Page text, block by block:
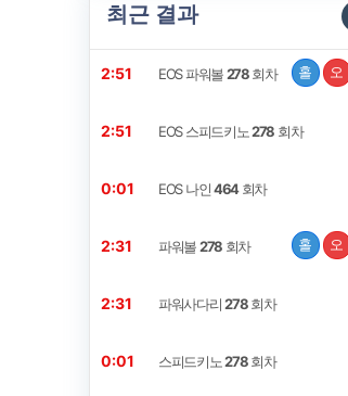
최근 결과
2:50 EOS 파워볼278회차 홀 오
2:50 EOS 스피드키노278 회차
0:00 EOS 나인464회차
2:30 파워볼278회차 홀 오
2:30 파워사다리278회차
0:00 스피드키노278회차